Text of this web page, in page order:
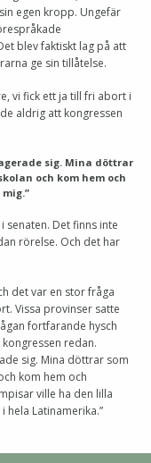
egen kropp. Ungefär
blev faktiskt lag på att
ge sin tillåtelse.
vi fick ett ja till fri abort i
aldrig att kongressen
sig. Mina döttrar
och kom hem och
senaten. Det finns inte
rörelse. Och det har
det var en stor fråga
Vissa provinser satte
fortfarande hysch
redan.
sig. Mina döttrar som
kom hem och
ville ha den lilla
Latinamerika.”